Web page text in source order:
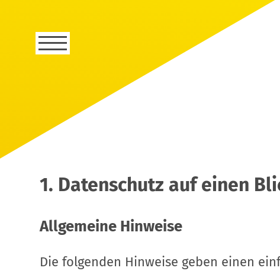
1. Datenschutz auf einen
Allgemeine Hinweise
Die folgenden Hinweise geben einen